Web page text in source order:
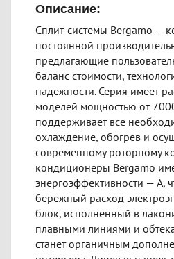
Описание:
Сплит-системы Bergamo —
постоянной
предлагающие
баланс стоимости,
надежности. Серия имеет
моделей мощностью от
поддерживает все
охлаждение, обогрев и
современному роторному
кондиционеры Bergamo
энергоэффективности — A,
бережный расход
блок, исполненный в
плавными линиями и
станет органичным